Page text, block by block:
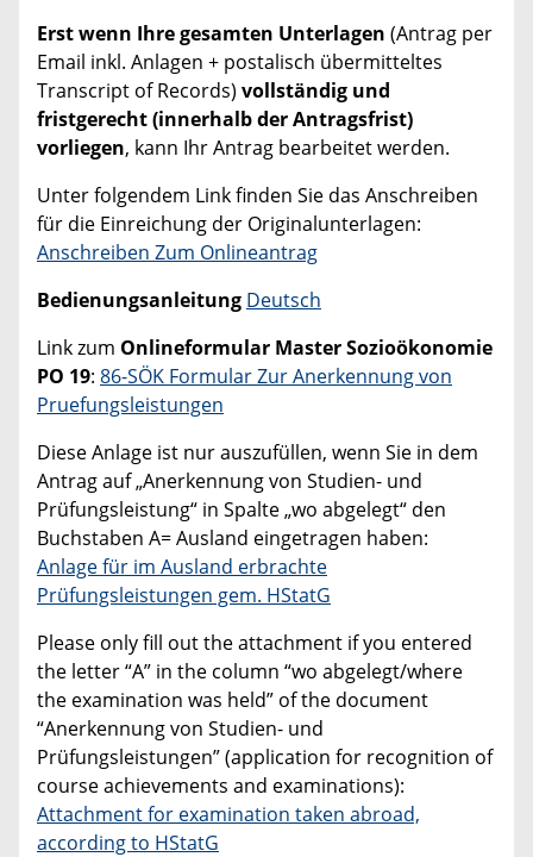
Erst wenn Ihre gesamten Unterlagen (Antrag per
Email inkl. Anlagen + postalisch übermitteltes
Transcript of Records) vollständig und
fristgerecht (innerhalb der Antragsfrist)
vorliegen, kann Ihr Antrag bearbeitet werden.
Unter folgendem Link finden Sie das Anschreiben
für die Einreichung der Originalunterlagen:
Anschreiben Zum Onlineantrag
Bedienungsanleitung Deutsch
Link zum Onlineformular Master Sozioökonomie
PO 19: 86-SÖK Formular Zur Anerkennung von
Pruefungsleistungen
Diese Anlage ist nur auszufüllen, wenn Sie in dem
Antrag auf „Anerkennung von Studien- und
Prüfungsleistung“ in Spalte „wo abgelegt“ den
Buchstaben A= Ausland eingetragen haben:
Anlage für im Ausland erbrachte
Prüfungsleistungen gem. HStatG
Please only fill out the attachment if you entered
the letter “A” in the column “wo abgelegt/where
the examination was held” of the document
“Anerkennung von Studien- und
Prüfungsleistungen” (application for recognition of
course achievements and examinations):
Attachment for examination taken abroad,
according to HStatG